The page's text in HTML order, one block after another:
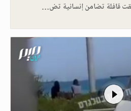
قافلة تضامن إنسانية تض…